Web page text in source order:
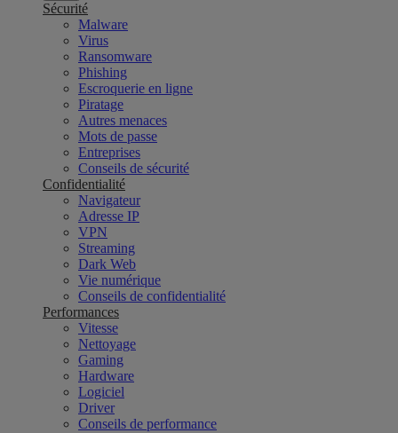
Sécurité
Malware
Virus
Ransomware
Phishing
Escroquerie en ligne
Piratage
Autres menaces
Mots de passe
Entreprises
Conseils de sécurité
Confidentialité
Navigateur
Adresse IP
VPN
Streaming
Dark Web
Vie numérique
Conseils de confidentialité
Performances
Vitesse
Nettoyage
Gaming
Hardware
Logiciel
Driver
Conseils de performance